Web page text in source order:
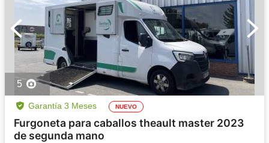
5
Garantía 3 Meses NUEVO
Furgoneta para caballos theault master 2023
de segunda mano